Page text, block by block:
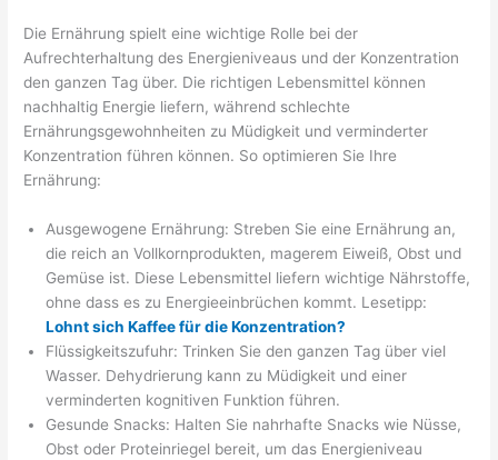
Die Ernährung spielt eine wichtige Rolle bei der
Aufrechterhaltung des Energieniveaus und der Konzentration
den ganzen Tag über. Die richtigen Lebensmittel können
nachhaltig Energie liefern, während schlechte
Ernährungsgewohnheiten zu Müdigkeit und verminderter
Konzentration führen können. So optimieren Sie Ihre
Ernährung:
Ausgewogene Ernährung: Streben Sie eine Ernährung an,
die reich an Vollkornprodukten, magerem Eiweiß, Obst und
Gemüse ist. Diese Lebensmittel liefern wichtige Nährstoffe,
ohne dass es zu Energieeinbrüchen kommt. Lesetipp:
Lohnt sich Kaffee für die Konzentration?
Flüssigkeitszufuhr: Trinken Sie den ganzen Tag über viel
Wasser. Dehydrierung kann zu Müdigkeit und einer
verminderten kognitiven Funktion führen.
Gesunde Snacks: Halten Sie nahrhafte Snacks wie Nüsse,
Obst oder Proteinriegel bereit, um das Energieniveau